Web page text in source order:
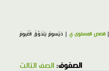
|قصص المستوى ي | دَيْسومُ يَتَذَوَّقُ الْغُيومَ
الصفوف: الصف الثالث